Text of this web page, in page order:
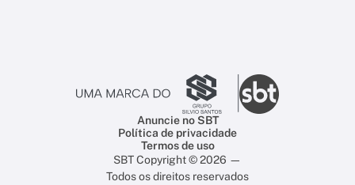
Anuncie no SBT
Política de privacidade
Termos de uso
SBT Copyright © 2026 —
Todos os direitos reservados